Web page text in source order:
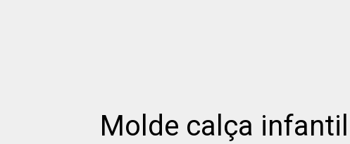
Molde calça infantil